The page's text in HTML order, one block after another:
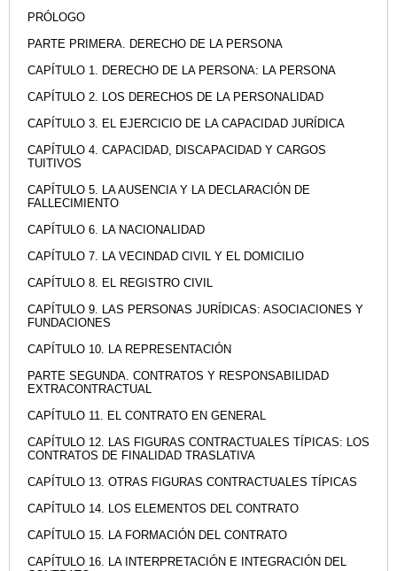
PRÓLOGO
PARTE PRIMERA. DERECHO DE LA PERSONA
CAPÍTULO 1. DERECHO DE LA PERSONA: LA PERSONA
CAPÍTULO 2. LOS DERECHOS DE LA PERSONALIDAD
CAPÍTULO 3. EL EJERCICIO DE LA CAPACIDAD JURÍDICA
CAPÍTULO 4. CAPACIDAD, DISCAPACIDAD Y CARGOS
TUITIVOS
CAPÍTULO 5. LA AUSENCIA Y LA DECLARACIÓN DE
FALLECIMIENTO
CAPÍTULO 6. LA NACIONALIDAD
CAPÍTULO 7. LA VECINDAD CIVIL Y EL DOMICILIO
CAPÍTULO 8. EL REGISTRO CIVIL
CAPÍTULO 9. LAS PERSONAS JURÍDICAS: ASOCIACIONES Y
FUNDACIONES
CAPÍTULO 10. LA REPRESENTACIÓN
PARTE SEGUNDA. CONTRATOS Y RESPONSABILIDAD
EXTRACONTRACTUAL
CAPÍTULO 11. EL CONTRATO EN GENERAL
CAPÍTULO 12. LAS FIGURAS CONTRACTUALES TÍPICAS: LOS
CONTRATOS DE FINALIDAD TRASLATIVA
CAPÍTULO 13. OTRAS FIGURAS CONTRACTUALES TÍPICAS
CAPÍTULO 14. LOS ELEMENTOS DEL CONTRATO
CAPÍTULO 15. LA FORMACIÓN DEL CONTRATO
CAPÍTULO 16. LA INTERPRETACIÓN E INTEGRACIÓN DEL